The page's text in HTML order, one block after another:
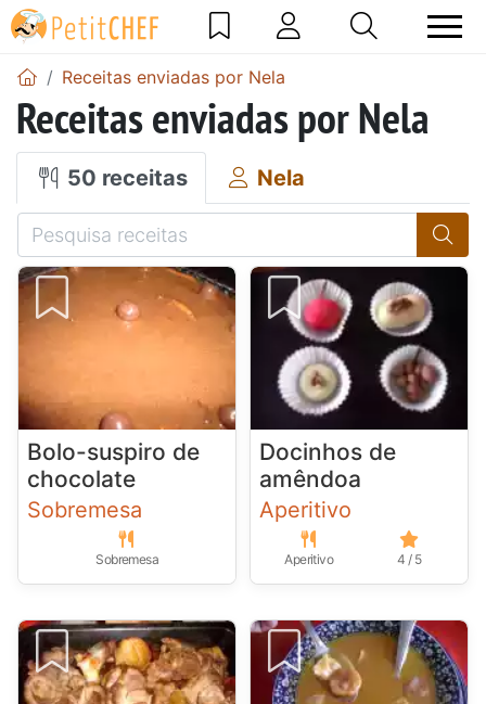
Receitas enviadas por Nela
Receitas enviadas por Nela
50 receitas Nela
Bolo-suspiro de
chocolate
Sobremesa
Sobremesa
Docinhos de
amêndoa
Aperitivo
Aperitivo 4 / 5